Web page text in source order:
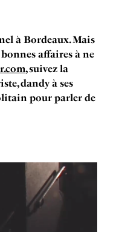
à Bordeaux. Mais
affaires à ne
, suivez la
dandy à ses
pour parler de